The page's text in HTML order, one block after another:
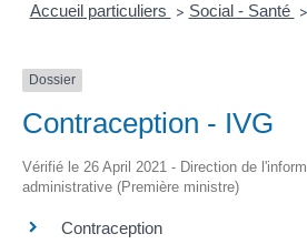
Accueil particuliers > Social - Santé >
Dossier
Contraception - IVG
Vérifié le 26 April 2021 - Direction de
administrative (Première ministre)
Contraception